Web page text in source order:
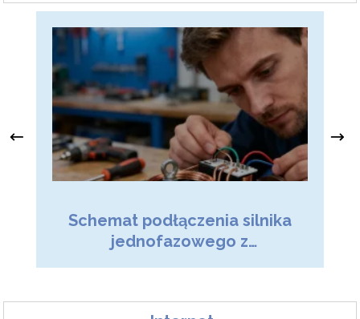
Schemat podłączenia silnika
jednofazowego z